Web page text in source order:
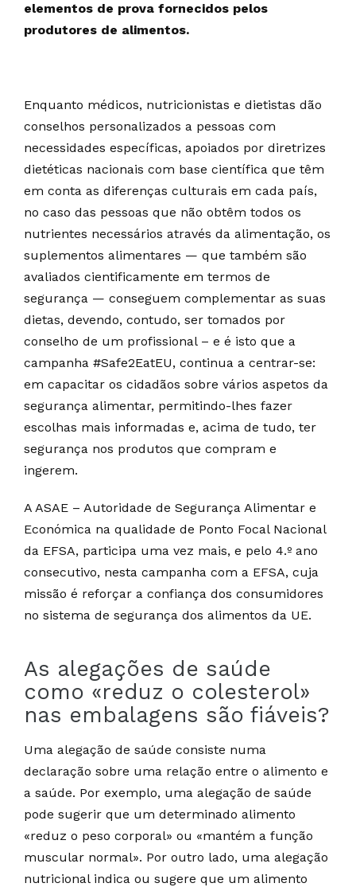
elementos de prova fornecidos pelos
produtores de alimentos.
Enquanto médicos, nutricionistas e dietistas dão
conselhos personalizados a pessoas com
necessidades específicas, apoiados por diretrizes
dietéticas nacionais com base científica que têm
em conta as diferenças culturais em cada país,
no caso das pessoas que não obtêm todos os
nutrientes necessários através da alimentação, os
suplementos alimentares — que também são
avaliados cientificamente em termos de
segurança — conseguem complementar as suas
dietas, devendo, contudo, ser tomados por
conselho de um profissional – e é isto que a
campanha #Safe2EatEU, continua a centrar-se:
em capacitar os cidadãos sobre vários aspetos da
segurança alimentar, permitindo-lhes fazer
escolhas mais informadas e, acima de tudo, ter
segurança nos produtos que compram e
ingerem.
A ASAE – Autoridade de Segurança Alimentar e
Económica na qualidade de Ponto Focal Nacional
da EFSA, participa uma vez mais, e pelo 4.º ano
consecutivo, nesta campanha com a EFSA, cuja
missão é reforçar a confiança dos consumidores
no sistema de segurança dos alimentos da UE.
As alegações de saúde
como «reduz o colesterol»
nas embalagens são fiáveis?
Uma alegação de saúde consiste numa
declaração sobre uma relação entre o alimento e
a saúde. Por exemplo, uma alegação de saúde
pode sugerir que um determinado alimento
«reduz o peso corporal» ou «mantém a função
muscular normal». Por outro lado, uma alegação
nutricional indica ou sugere que um alimento